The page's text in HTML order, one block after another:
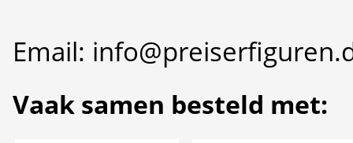
Email:
Vaak samen besteld met: